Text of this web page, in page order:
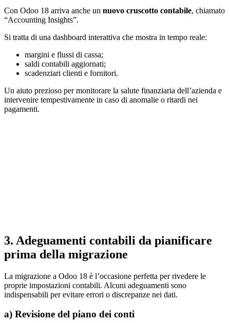
Con Odoo 18 arriva anche un nuovo cruscotto contabile, chiamato
“Accounting Insights”.
Si tratta di una dashboard interattiva che mostra in tempo reale:
margini e flussi di cassa;
saldi contabili aggiornati;
scadenziari clienti e fornitori.
Un aiuto prezioso per monitorare la salute finanziaria dell’azienda e
intervenire tempestivamente in caso di anomalie o ritardi nei
pagamenti.
3. Adeguamenti contabili da pianificare
prima della migrazione
La migrazione a Odoo 18 è l’occasione perfetta per rivedere le
proprie impostazioni contabili. Alcuni adeguamenti sono
indispensabili per evitare errori o discrepanze nei dati.
a) Revisione del piano dei conti